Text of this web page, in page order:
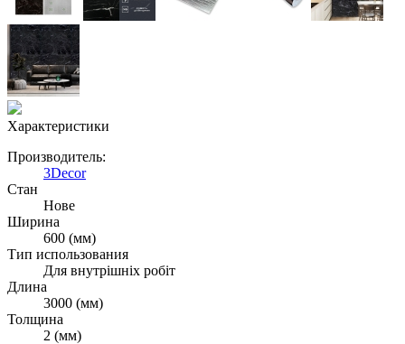
Характеристики
Производитель:
3Decor
Стан
Нове
Ширина
600 (мм)
Тип использования
Для внутрішніх робіт
Длина
3000 (мм)
Толщина
2 (мм)